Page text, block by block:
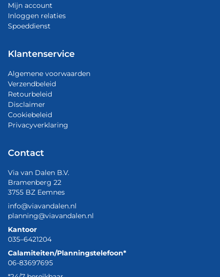
Mijn account
Inloggen relaties
Spoeddienst
Klantenservice
Algemene voorwaarden
Verzendbeleid
Retourbeleid
Disclaimer
Cookiebeleid
Privacyverklaring
Contact
Via van Dalen B.V.
Bramenberg 22
3755 BZ Eemnes
info@viavandalen.nl
planning@viavandalen.nl
Kantoor
035–6421204
Calamiteiten/Planningstelefoon*
06-83697695